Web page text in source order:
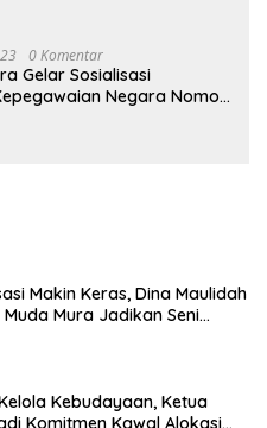
0 Komentar
Gelar Sosialisasi
Negara Nomor
Makin Keras, Dina Maulidah
Mura Jadikan Seni
Kebudayaan, Ketua
Komitmen Kawal Alokasi